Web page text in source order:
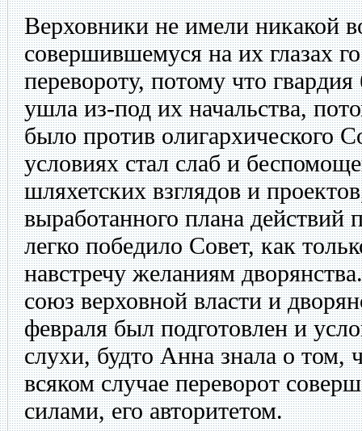
Верховники не имели никакой
совершившемуся на их глазах
перевороту, потому что
ушла из-под их начальства,
было против олигархического
условиях стал слаб и
шляхетских взглядов и
выработанного плана действий
легко победило Совет, как
навстречу желаниям
союз верховной власти и
февраля был подготовлен и
слухи, будто Анна знала о том,
всяком случае переворот
силами, его авторитетом.